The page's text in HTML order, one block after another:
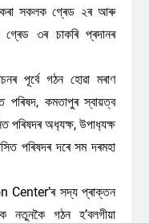
কৰা সকলক গ্ৰেড ২ৰ আৰু
৩ৰ চাকৰি প্ৰদানৰ
পূৰ্বে গঠন হোৱা মৰাণ
পৰিষদ, কমতাপুৰ স্বায়ত্ব
পৰিষদৰ অধ‍্যক্ষ, উপাধ‍্যক্ষ
পৰিষদৰ দৰে সম দৰমহা
সদ্য প্ৰাক্তন
নতুনকৈ গঠন হ’বলগীয়া